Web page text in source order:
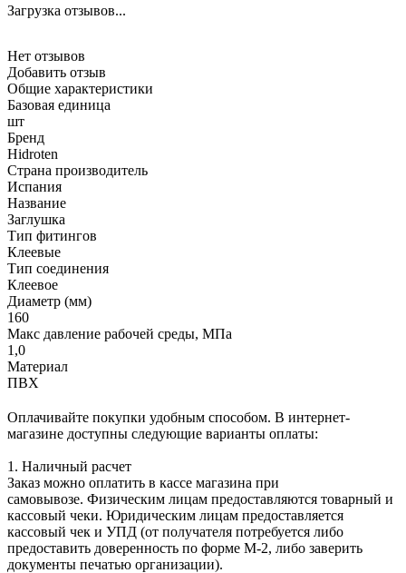
Загрузка отзывов...
Нет отзывов
Добавить отзыв
Общие характеристики
Базовая единица
шт
Бренд
Hidroten
Страна производитель
Испания
Название
Заглушка
Тип фитингов
Клеевые
Тип соединения
Клеевое
Диаметр (мм)
160
Макс давление рабочей среды, МПа
1,0
Материал
ПВХ
Оплачивайте покупки удобным способом. В интернет-
магазине доступны следующие варианты оплаты:
1. Наличный расчет
Заказ можно оплатить в кассе магазина при
самовывозе. Физическим лицам предоставляются товарный и
кассовый чеки. Юридическим лицам предоставляется
кассовый чек и УПД (от получателя потребуется либо
предоставить доверенность по форме М-2, либо заверить
документы печатью организации).